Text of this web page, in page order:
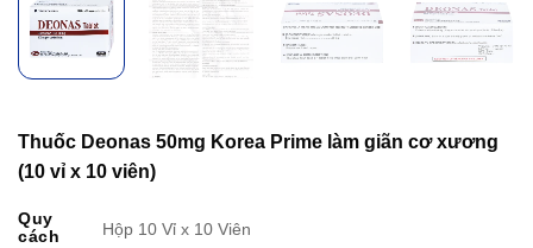
Thuốc Deonas 50mg Korea Prime làm giãn cơ xương
(10 vỉ x 10 viên)
Quy
cách
Hộp 10 Vỉ x 10 Viên